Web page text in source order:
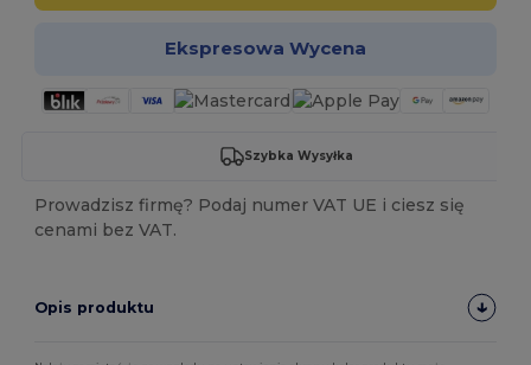
Ekspresowa Wycena
Szybka Wysyłka
Prowadzisz firmę? Podaj numer VAT UE i ciesz się
cenami bez VAT.
Opis produktu